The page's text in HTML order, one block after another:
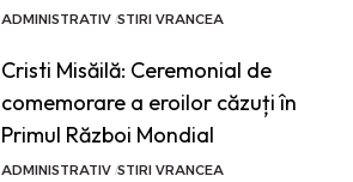
ADMINISTRATIV STIRI VRANCEA
Cristi Misăilă: Ceremonial de
comemorare a eroilor căzuți în
Primul Război Mondial
ADMINISTRATIV STIRI VRANCEA